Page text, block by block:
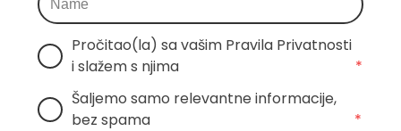
Pročitao(la) sa vašim Pravila Privatnosti
i slažem s njima
*
Šaljemo samo relevantne informacije,
bez spama
*